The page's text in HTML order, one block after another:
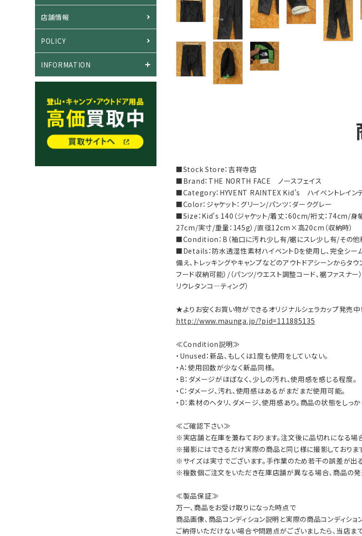
■Stock Store：吉祥寺店
■Brand：THE NORTH FACE ノースフェイス
■Category：HYVENT RAINTEX Kid’s ハイベントレインテ
■Color：ジャケット：グリーン/パンツ：ダークグレー
■Size：Kid's 140（ジャケット/着丈：60cm/裄丈：74cm/身
27cm/実寸/重量：145g）/直径12cm×高20cm（収納時）
■Condition：B（袖口に汚れ少し有/裾にスレ少し有/その他
■Details：防水透湿性素材ハイベントDを使用し、完全シー
備え、トレッキングやキャンプなどのアウトドアシーンからタ
フード収納可能）/（パンツ/ウエスト調整コード、裾ファスナ
リウレタンコ―ティング）
★よりお安くお買い物ができるオリジナルシェラカップ発売中
http://www.maunga.jp/?pid=111885135
≪Condition説明≫
・Unused：新品、もしくは1度も使用をしていない。
・A：使用回数が少なく新品同様。
・B：ダメージがほぼなく、少しの汚れ、使用感を感じる程度。
・C：ダメージ、汚れ、使用感はあるがまだまだ使用可能。
・D：素材のヘタリ、ダメージ、使用感あり。商品の状態をしっか
≪ご確認下さい≫
※実店舗と在庫を兼ねております。注文後に品切れになる場
※撮影にはできるだけ実際の商品と同じ様に撮影しておりま
※サイズは実寸でございます。手作業のため若干の誤差が出
※複数個ご注文をいただき在庫店舗が異なる場合、商品の発
≪製品保証≫
万一、商品をお受け取りになった時点で
商品画像、商品コンディション説明と実際の商品コンディショ
ご納得いただけない場合や問題点がございましたら、当店ま
店舗情報
POLICY
INFORMATION